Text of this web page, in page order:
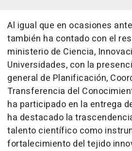
Al igual que en ocasiones
también ha contado con el
ministerio de Ciencia,
Universidades, con la
general de Planificación,
Transferencia del
ha participado en la entrega
ha destacado la
talento científico como
fortalecimiento del tejido